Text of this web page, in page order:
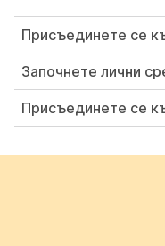
Присъединете се
Започнете лични
Присъединете се